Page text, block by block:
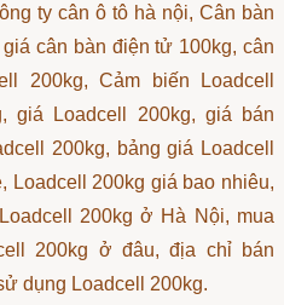
ty cân ô tô hà nội, Cân bàn
cân bàn điện tử 100kg, cân
200kg, Cảm biến Loadcell
giá Loadcell 200kg, giá bán
200kg, bảng giá Loadcell
Loadcell 200kg giá bao nhiêu,
200kg ở Hà Nội, mua
200kg ở đâu, địa chỉ bán
dụng Loadcell 200kg.